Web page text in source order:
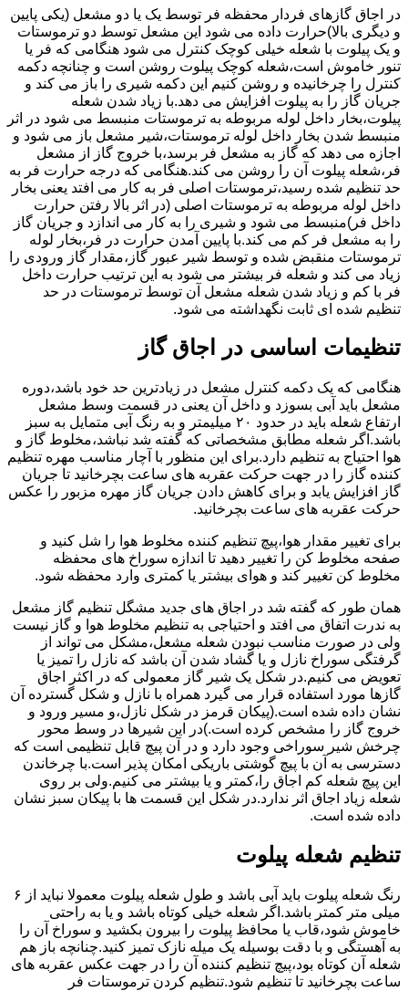
در اجاق گازهای فردار محفظه فر توسط یک یا دو مشعل (یکی پایین
و دیگری بالا)حرارت داده می شود این مشعل توسط دو ترموستات
و یک پیلوت با شعله خیلی کوچک کنترل می شود هنگامی که فر یا
تنور خاموش است،شعله کوچک پیلوت روشن است و چنانچه دکمه
کنترل را چرخانیده و روشن کنیم این دکمه شیری را باز می کند و
جریان گاز را به پیلوت افزایش می دهد.با زیاد شدن شعله
پیلوت،بخار داخل لوله مربوطه به ترموستات منبسط می شود در اثر
منبسط شدن بخار داخل لوله ترموستات،شیر مشعل باز می شود و
اجازه می دهد که گاز به مشعل فر برسد،با خروج گاز از مشعل
فر،شعله پیلوت آن را روشن می کند.هنگامی که درجه حرارت فر به
حد تنظیم شده رسید،ترموستات اصلی فر به کار می افتد یعنی بخار
داخل لوله مربوطه به ترموستات اصلی (در اثر بالا رفتن حرارت
داخل فر)منبسط می شود و شیری را به کار می اندازد و جریان گاز
را به مشعل فر کم می کند.با پایین آمدن حرارت در فر،بخار لوله
ترموستات منقبض شده و توسط شیر عبور گاز،مقدار گاز ورودی را
زیاد می کند و شعله فر بیشتر می شود به این ترتیب حرارت داخل
فر با کم و زیاد شدن شعله مشعل آن توسط ترموستات در حد
تنظیم شده ای ثابت نگهداشته می شود.
تنظیمات اساسی در اجاق گاز
هنگامی که یک دکمه کنترل مشعل در زیادترین حد خود باشد،دوره
مشعل باید آبی بسوزد و داخل آن یعنی در قسمت وسط مشعل
ارتفاع شعله باید در حدود ۲۰ میلیمتر و به رنگ آبی متمایل به سبز
باشد.اگر شعله مطابق مشخصاتی که گفته شد نباشد،مخلوط گاز و
هوا احتیاج به تنظیم دارد.برای این منظور با آچار مناسب مهره تنظیم
کننده گاز را در جهت حرکت عقربه های ساعت بچرخانید تا جریان
گاز افزایش یابد و برای کاهش دادن جریان گاز مهره مزبور را عکس
حرکت عقربه های ساعت بچرخانید.
برای تغییر مقدار هوا،پیچ تنظیم کننده مخلوط هوا را شل کنید و
صفحه مخلوط کن را تغییر دهید تا اندازه سوراخ های محفظه
مخلوط کن تغییر کند و هوای بیشتر یا کمتری وارد محفظه شود.
همان طور که گفته شد در اجاق های جدید مشگل تنظیم گاز مشعل
به ندرت اتفاق می افتد و احتیاجی به تنظیم مخلوط هوا و گاز نیست
ولی در صورت مناسب نبودن شعله مشعل،مشکل می تواند از
گرفتگی سوراخ نازل و یا گشاد شدن آن باشد که نازل را تمیز یا
تعویض می کنیم.در شکل یک شیر گاز معمولی که در اکثر اجاق
گازها مورد استفاده قرار می گیرد همراه با نازل و شکل گسترده آن
نشان داده شده است.(پیکان قرمز در شکل نازل،و مسیر ورود و
خروج گاز را مشخص کرده است.)در این شیرها در وسط محور
چرخش شیر سوراخی وجود دارد و در آن پیچ قابل تنظیمی است که
دسترسی به آن با پیچ گوشتی باریکی امکان پذیر است.با چرخاندن
این پیچ شعله کم اجاق را،کمتر و یا بیشتر می کنیم.ولی بر روی
شعله زیاد اجاق اثر ندارد.در شکل این قسمت ها با پیکان سبز نشان
داده شده است.
تنظیم شعله پیلوت
رنگ شعله پیلوت باید آبی باشد و طول شعله پیلوت معمولا نباید از ۶
میلی متر کمتر باشد.اگر شعله خیلی کوتاه باشد و یا به راحتی
خاموش شود،قاب یا محافظ پیلوت را بیرون بکشید و سوراخ آن را
به آهستگی و با دقت بوسیله یک میله نازک تمیز کنید.چنانچه باز هم
شعله آن کوتاه بود،پیچ تنظیم کننده آن را در جهت عکس عقربه های
ساعت بچرخانید تا تنظیم شود.تنظیم کردن ترموستات فر